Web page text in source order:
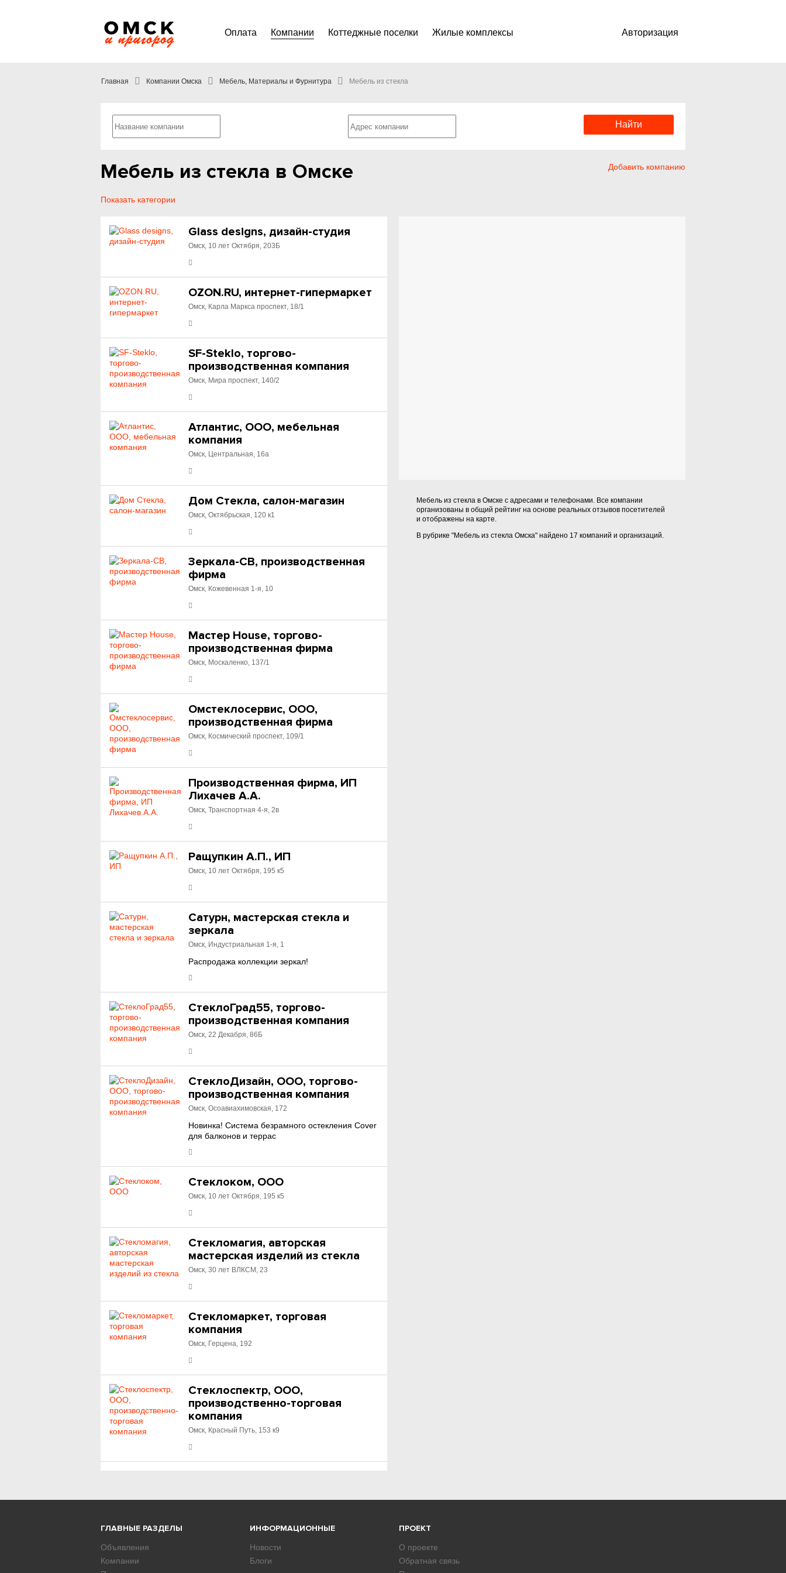
Оплата Компании Коттеджные поселки Жилые комплексы Авторизация
Главная Компании Омска Мебель, Материалы и Фурнитура Мебель из стекла
Добавить компанию
Мебель из стекла в Омске
Показать категории
Glass designs, дизайн-студия
Омск, 10 лет Октября, 203Б
OZON.RU, интернет-гипермаркет
Омск, Карла Маркса проспект, 18/1
SF-Steklo, торгово-
производственная компания
Омск, Мира проспект, 140/2
Атлантис, ООО, мебельная
компания
Омск, Центральная, 16а
Дом Стекла, салон-магазин
Омск, Октябрьская, 120 к1
Зеркала-СВ, производственная
фирма
Омск, Кожевенная 1-я, 10
Мастер House, торгово-
производственная фирма
Омск, Москаленко, 137/1
Омстеклосервис, ООО,
производственная фирма
Омск, Космический проспект, 109/1
Производственная фирма, ИП
Лихачев А.А.
Омск, Транспортная 4-я, 2в
Ращупкин А.П., ИП
Омск, 10 лет Октября, 195 к5
Сатурн, мастерская стекла и
зеркала
Омск, Индустриальная 1-я, 1
Распродажа коллекции зеркал!
СтеклоГрад55, торгово-
производственная компания
Омск, 22 Декабря, 86Б
СтеклоДизайн, ООО, торгово-
производственная компания
Омск, Осоавиахимовская, 172
Новинка! Система безрамного остекления Cover
для балконов и террас
Стеклоком, ООО
Омск, 10 лет Октября, 195 к5
Стекломагия, авторская
мастерская изделий из стекла
Омск, 30 лет ВЛКСМ, 23
Стекломаркет, торговая
компания
Омск, Герцена, 192
Стеклоспектр, ООО,
производственно-торговая
компания
Омск, Красный Путь, 153 к9
Мебель из стекла в Омске с адресами и телефонами. Все компании
организованы в общий рейтинг на основе реальных отзывов посетителей
и отображены на карте.
В рубрике "Мебель из стекла Омска" найдено 17 компаний и организаций.
ГЛАВНЫЕ РАЗДЕЛЫ
Объявления
Компании
ИНФОРМАЦИОННЫЕ
Новости
Блоги
ПРОЕКТ
О проекте
Обратная связь